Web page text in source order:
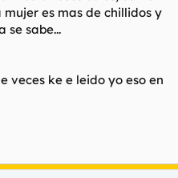
es mas de chillidos y
se sabe...
veces ke e leido yo eso en